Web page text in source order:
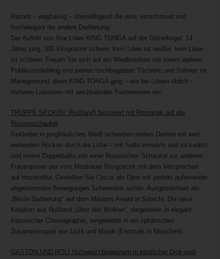
Rasant – waghalsig – überwältigend die eine, verschmust und
hochelegant die andere Darbietung:
Der Auftritt von Star-Löwe KING TONGA auf der Gitzerkugel. 14
Jahre jung, 300 Kilogramm schwer. Kein Löwe ist weißer, kein Löwe
ist schöner. Freuen Sie sich auf ein Wiedersehen mit einem wahren
Publikumsliebling und seinen hochbegabten Töchtern und Söhnen im
Manegenrund, denn KING TONGA ging – wie bei Löwen üblich –
mehrere Liaisonen mit wechselnden Partnerinnen ein.
TRUPPE SKOKOV (Rußland) fasziniert mit Romantik auf der
Russenschaukel
Gekleidet in jungfräuliches Weiß schweben sieben Damen mit weit
wehenden Röcken durch die Lüfte – mit Salto vorwärts und rückwärts
und einem Doppelsalto von einer Russischen Schaukel zur anderen.
Frauenpower pur vom Moskauer Rosgoscirk mit dem Versprechen
auf Hochkultur. Genießen Sie Circus als Oper mit perfekt aufeinander
abgestimmten Bewegungen.Schwerelos schön. Ausgezeichnet als
„Beste Darbietung“ auf dem Masters Award in Sotschi. Die neue
Kreation aus Rußland „Über den Wolken“, dargeboten in elegant-
klassischer Choreographie, eingebettet in ein sphärisches
Zusammenspiel von Licht und Musik (Erstmals in München).
GASTON UND ROLI (Schweiz) begeistern in köstlicher Dick-und-